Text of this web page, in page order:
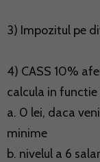
3) Impozitul pe
4) CASS 10%
calcula in
a. 0 lei, daca
minime
b. nivelul a 6